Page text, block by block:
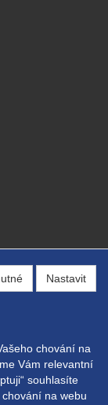
Nastavit
chování na
Vám relevantní
souhlasíte
na webu
Czech s.r.o.
byABRA E-shop